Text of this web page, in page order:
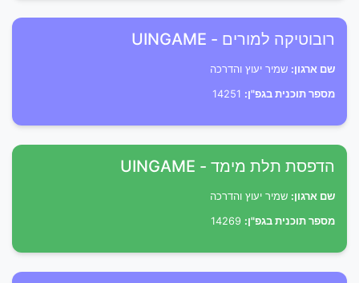
רובוטיקה למורים - UINGAME
שם ארגון: שמיר יעוץ והדרכה
מספר תוכנית בגפ"ן:
הדפסת תלת מימד - UINGAME
שם ארגון: שמיר יעוץ והדרכה
מספר תוכנית בגפ"ן: